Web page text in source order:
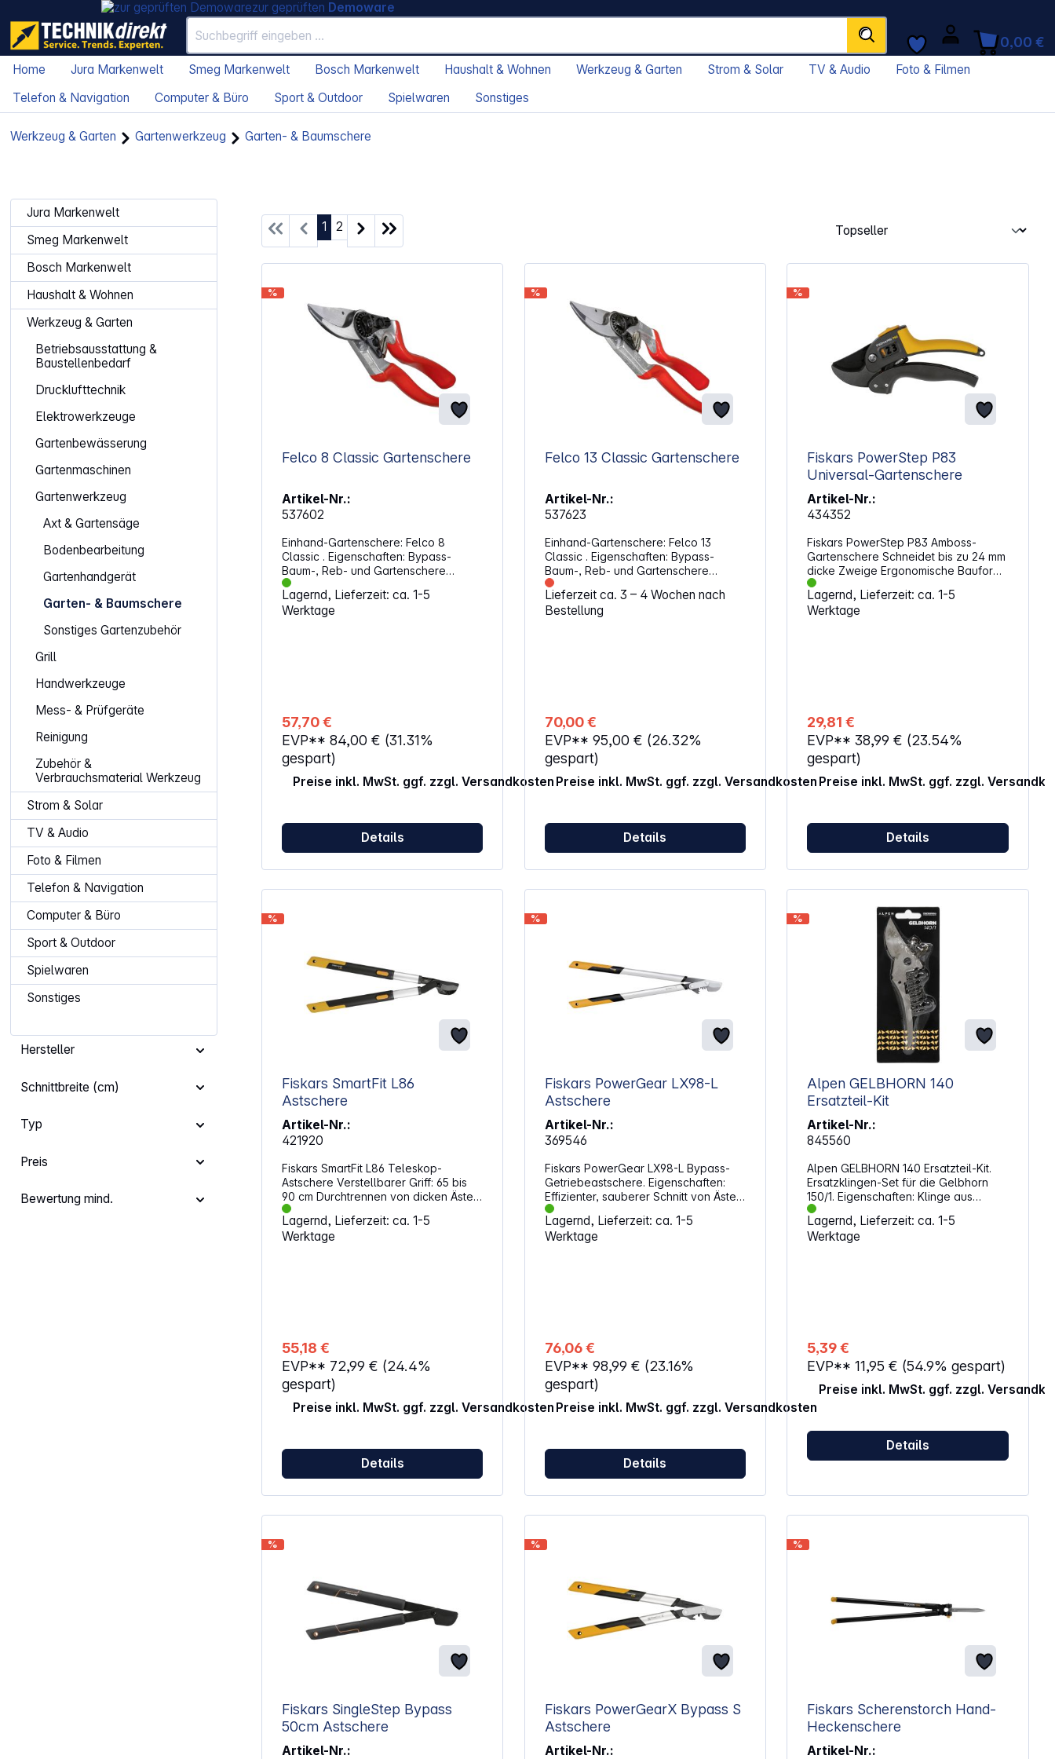
zur geprüften Demoware
0,00 €
Home Jura Markenwelt Smeg Markenwelt Bosch Markenwelt Haushalt & Wohnen Werkzeug & Garten Strom & Solar TV & Audio
Foto & Filmen
Telefon & Navigation
Computer & Büro Sport & Outdoor Spielwaren Sonstiges
Werkzeug & Garten Gartenwerkzeug Garten- & Baumschere
Jura Markenwelt
Smeg Markenwelt
Bosch Markenwelt
Haushalt & Wohnen
Werkzeug & Garten
Betriebsausstattung &
Baustellenbedarf
Drucklufttechnik
Elektrowerkzeuge
Gartenbewässerung
Gartenmaschinen
Gartenwerkzeug
Axt & Gartensäge
Bodenbearbeitung
Gartenhandgerät
Garten- & Baumschere
Sonstiges Gartenzubehör
Grill
Handwerkzeuge
Mess- & Prüfgeräte
Reinigung
Zubehör &
Verbrauchsmaterial Werkzeug
Strom & Solar
TV & Audio
Foto & Filmen
Telefon & Navigation
Computer & Büro
Sport & Outdoor
Spielwaren
Sonstiges
Hersteller
Schnittbreite (cm)
Typ
Preis
Bewertung mind.
Seite
1 Seite
2
%
Felco 8 Classic Gartenschere
Artikel-Nr.:
537602
Einhand-Gartenschere: Felco 8
Classic . Eigenschaften: Bypass-
Baum-, Reb- und Gartenschere
Abgewinkelter Schneidkopf
Hervorragende Ergonomie Klingen
aus gehärtetem Stahl Für große
Lagernd, Lieferzeit: ca. 1-5
Werktage
57,70 €
EVP** 84,00 € (31.31%
gespart)
Preise inkl. MwSt. ggf. zzgl. Versandkosten
Details
%
Felco 13 Classic Gartenschere
Artikel-Nr.:
537623
Einhand-Gartenschere: Felco 13
Classic . Eigenschaften: Bypass-
Baum-, Reb- und Gartenschere
Abgewinkelter Schneidkopf
Hervorragende Ergonomie Klingen
aus gehärtetem Stahl Für große
Lieferzeit ca. 3 – 4 Wochen nach
Bestellung
70,00 €
EVP** 95,00 € (26.32%
gespart)
Preise inkl. MwSt. ggf. zzgl. Versandkosten
Details
%
Fiskars PowerStep P83
Universal-Gartenschere
Artikel-Nr.:
434352
Fiskars PowerStep P83 Amboss-
Gartenschere Schneidet bis zu 24 mm
dicke Zweige Ergonomische Bauform
Länge: 190 mm
Lagernd, Lieferzeit: ca. 1-5
Werktage
29,81 €
EVP**38,99 € (23.54%
gespart)
Preise inkl. MwSt. ggf. zzgl.
Details
%
Fiskars SmartFit L86
Astschere
Artikel-Nr.:
421920
Fiskars SmartFit L86 Teleskop-
Astschere Verstellbarer Griff: 65 bis
90 cm Durchtrennen von dicken Ästen:
bis zu 50 mm Material: Aluminium und
Kunststoff
Lagernd, Lieferzeit: ca. 1-5
Werktage
55,18 €
EVP** 72,99 € (24.4%
gespart)
Preise inkl. MwSt. ggf. zzgl. Versandkosten
Details
%
Fiskars PowerGear LX98-L
Astschere
Artikel-Nr.:
369546
Fiskars PowerGear LX98-L Bypass-
Getriebeastschere. Eigenschaften:
Effizienter, sauberer Schnitt von Ästen
mit bis zu 50 mm Durchmesser
PowerGear Technologie reduziert
den Kraftaufwand bei jedem Schnitt
Lagernd, Lieferzeit: ca. 1-5
Werktage
76,06 €
EVP** 98,99 € (23.16%
gespart)
Preise inkl. MwSt. ggf. zzgl. Versandkosten
Details
%
Alpen GELBHORN 140
Ersatzteil-Kit
Artikel-Nr.:
845560
Alpen GELBHORN 140 Ersatzteil-Kit.
Ersatzklingen-Set für die Gelbhorn
150/1. Eigenschaften: Klinge aus
hochwertigem, verchromten
japanischen Kohlenstoffstahl Feder:
Spirale mit schwarzer Beschichtung
Lagernd, Lieferzeit: ca. 1-5
Werktage
5,39 €
EVP**11,95 € (54.9% gespart)
Preise inkl. MwSt. ggf. zzgl.
Details
%
Fiskars SingleStep Bypass
50cm Astschere
Artikel-Nr.:
%
Fiskars PowerGearX Bypass S
Astschere
Artikel-Nr.:
%
Fiskars Scherenstorch Hand-
Heckenschere
Artikel-Nr.: